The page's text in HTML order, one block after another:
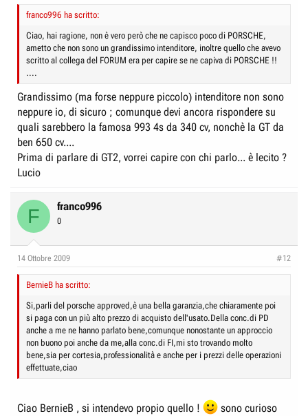
franco996 ha scritto:
Ciao, hai ragione, non è vero però che ne capisco poco di PORSCHE,
ametto che non sono un grandissimo intenditore, inoltre quello che avevo
scritto al collega del FORUM era per capire se ne capiva di PORSCHE !!
....
Grandissimo (ma forse neppure piccolo) intenditore non sono
neppure io, di sicuro ; comunque devi ancora rispondere su
quali sarebbero la famosa 993 4s da 340 cv, nonchè la GT da
ben 650 cv....
Prima di parlare di GT2, vorrei capire con chi parlo... è lecito ?
Lucio
F franco996
0
14 Ottobre 2009 #12
BernieB ha scritto:
Si,parli del porsche approved,è una bella garanzia,che chiaramente poi
si paga con un più alto prezzo di acquisto dell'usato.Della conc.di PD
anche a me ne hanno parlato bene,comunque nonostante un approccio
non buono poi anche da me,alla conc.di FI,mi sto trovando molto
bene,sia per cortesia,professionalità e anche per i prezzi delle operazioni
effettuate,ciao
Ciao BernieB , si intendevo propio quello !
sono curioso